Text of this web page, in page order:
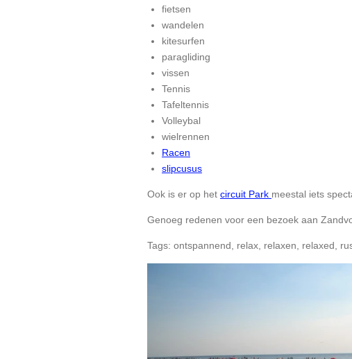
fietsen
wandelen
kitesurfen
paragliding
vissen
Tennis
Tafeltennis
Volleybal
wielrennen
Racen
slipcusus
Ook is er op het circuit Park meestal iets
Genoeg redenen voor een bezoek aan
Tags: ontspannend, relax, relaxen, relaxed,